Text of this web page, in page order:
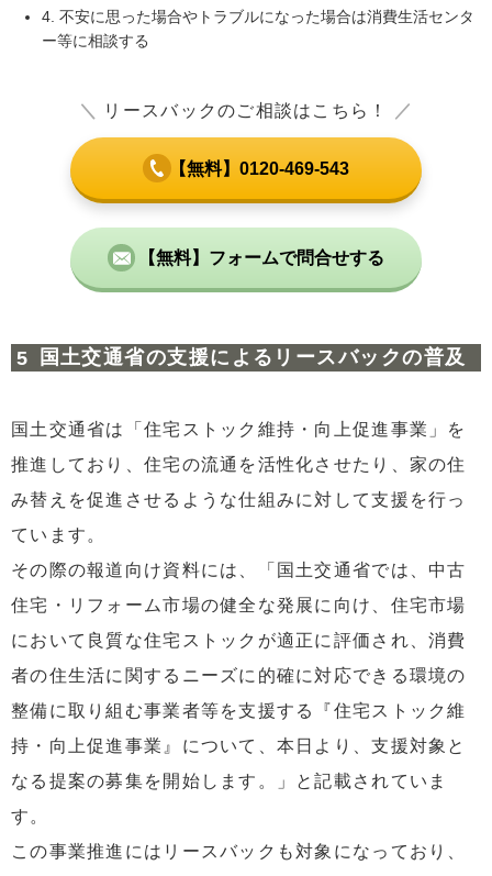
4. 不安に思った場合やトラブルになった場合は消費生活センタ
ー等に相談する
＼ リースバックのご相談はこちら！ ／
【無料】0120-469-543
【無料】フォームで問合せする
国土交通省の支援によるリースバックの普及
国土交通省は「住宅ストック維持・向上促進事業」を
推進しており、住宅の流通を活性化させたり、家の住
み替えを促進させるような仕組みに対して支援を行っ
ています。
その際の報道向け資料には、「国土交通省では、中古
住宅・リフォーム市場の健全な発展に向け、住宅市場
において良質な住宅ストックが適正に評価され、消費
者の住生活に関するニーズに的確に対応できる環境の
整備に取り組む事業者等を支援する『住宅ストック維
持・向上促進事業』について、本日より、支援対象と
なる提案の募集を開始します。」と記載されていま
す。
この事業推進にはリースバックも対象になっており、